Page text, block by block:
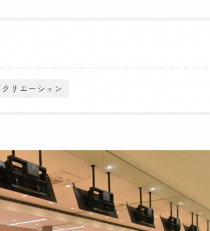
リエーション